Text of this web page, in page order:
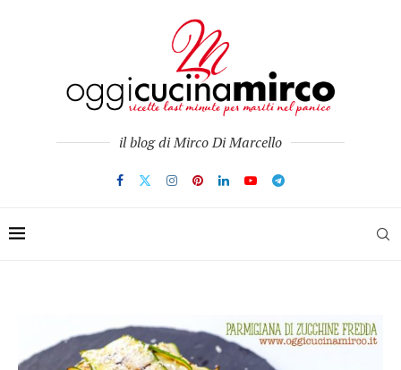
il blog di Mirco Di Marcello